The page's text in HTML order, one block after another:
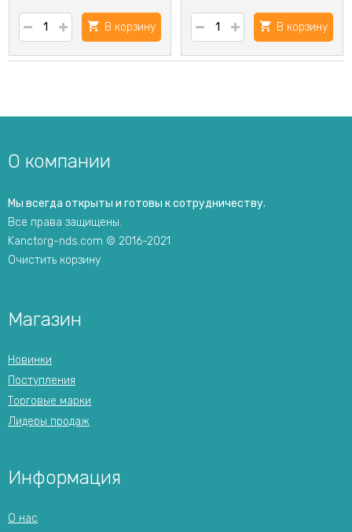
В корзину В корзину
О компании
Мы всегда открыты и готовы к сотрудничеству.
Все права защищены.
Kanctorg-nds.com © 2016-2021
Очистить корзину
Магазин
Новинки
Поступления
Торговые марки
Лидеры продаж
Информация
О нас